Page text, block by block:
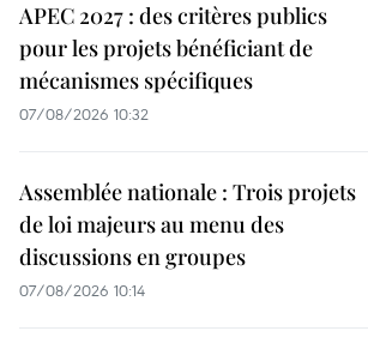
APEC 2027 : des critères publics
pour les projets bénéficiant de
mécanismes spécifiques
07/08/2026 10:32
Assemblée nationale : Trois projets
de loi majeurs au menu des
discussions en groupes
07/08/2026 10:14